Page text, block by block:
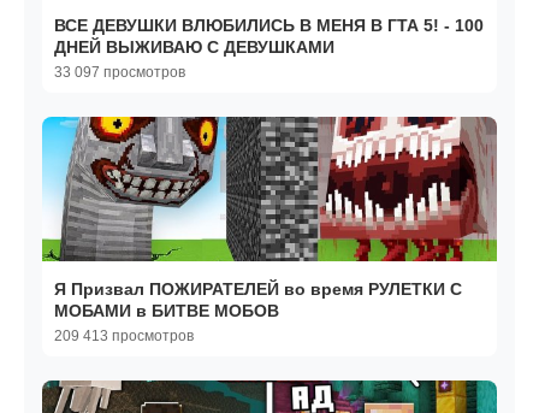
ВСЕ ДЕВУШКИ ВЛЮБИЛИСЬ В МЕНЯ В ГТА 5! - 100
ДНЕЙ ВЫЖИВАЮ С ДЕВУШКАМИ
33 097 просмотров
Я Призвал ПОЖИРАТЕЛЕЙ во время РУЛЕТКИ С
МОБАМИ в БИТВЕ МОБОВ
209 413 просмотров